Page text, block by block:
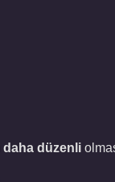
daha düzenli